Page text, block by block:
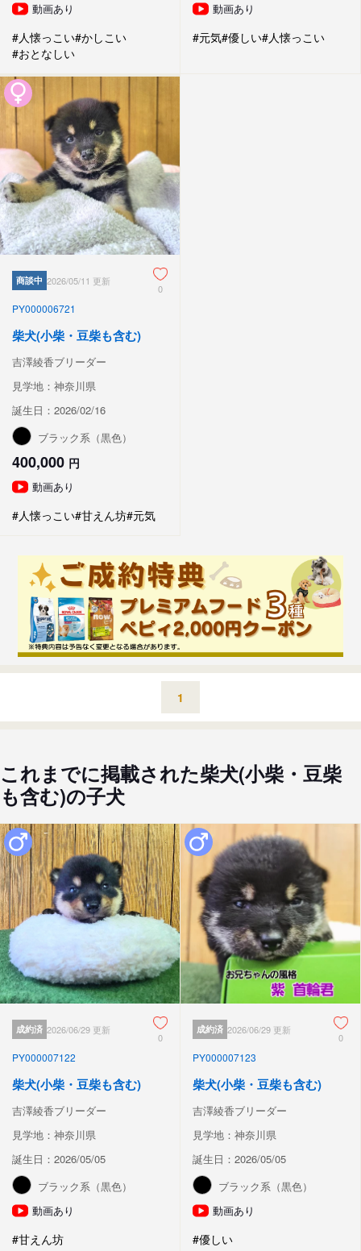
動画あり
#人懐っこい#かしこい
#おとなしい
動画あり
#元気#優しい#人懐っこい
商談中 2026/05/11 更新
0
PY000006721
柴犬(小柴・豆柴も含む)
吉澤綾香ブリーダー
見学地：神奈川県
誕生日：2026/02/16
ブラック系（黒色）
400,000 円
動画あり
#人懐っこい#甘えん坊#元気
1
これまでに掲載された柴犬(小柴・豆柴
も含む)の子犬
成約済 2026/06/29 更新
0
PY000007122
柴犬(小柴・豆柴も含む)
吉澤綾香ブリーダー
見学地：神奈川県
誕生日：2026/05/05
ブラック系（黒色）
動画あり
#甘えん坊
成約済 2026/06/29 更新
0
PY000007123
柴犬(小柴・豆柴も含む)
吉澤綾香ブリーダー
見学地：神奈川県
誕生日：2026/05/05
ブラック系（黒色）
動画あり
#優しい